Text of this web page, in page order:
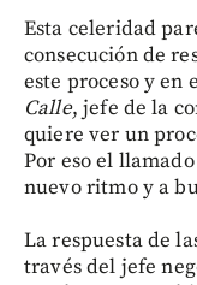
Esta celeridad
consecución de
este proceso y en
Calle, jefe de la
quiere ver un
Por eso el
nuevo ritmo y a
La respuesta de
través del jefe